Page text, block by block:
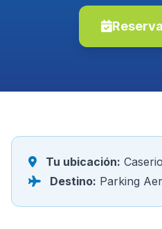
Tu ubicación:
Destino: Parking